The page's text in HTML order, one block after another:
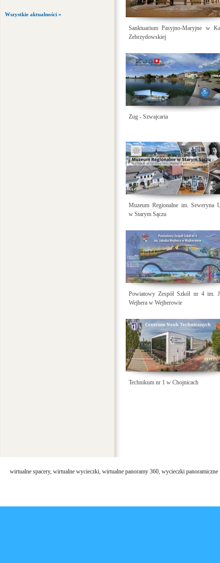
Wszystkie aktualności »
Sanktuarium Pasyjno-Maryjne w
Zebrzydowskiej
Zug - Szwajcaria
Muzeum Regionalne im. Seweryna
w Starym Sączu
Powiatowy Zespół Szkół nr 4 im.
Wejhera w Wejherowie
Technikum nr 1 w Chojnicach
wirtualne spacery, wirtualne wycieczki, wirtualne panoramy 360, wycieczki panoramiczne